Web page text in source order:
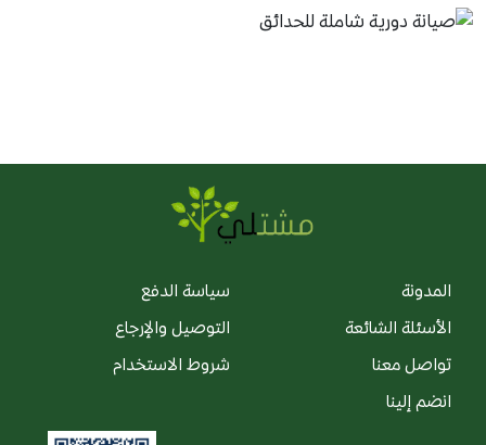
المدونة
الأسئلة الشائعة
تواصل معنا
انضم إلينا
سياسة الدفع
التوصيل والإرجاع
شروط الاستخدام